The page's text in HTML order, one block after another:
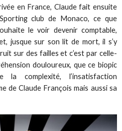
en France, Claude fait ensuite
club de Monaco, ce que
le voir devenir comptable,
jusque sur son lit de mort, il s’y
sur des failles et c’est par celle-
douloureux, que ce biopic
complexité, l’insatisfaction
de Claude François mais aussi sa